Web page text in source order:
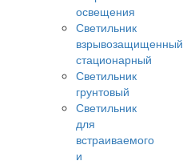
освещения
Светильник
взрывозащищенный
стационарный
Светильник
грунтовый
Светильник
для
встраиваемого
и